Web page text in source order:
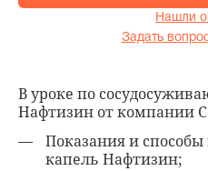
В уроке по
Нафтизин от компании
Показания и
капель Нафтизин;
Нашли
Задать